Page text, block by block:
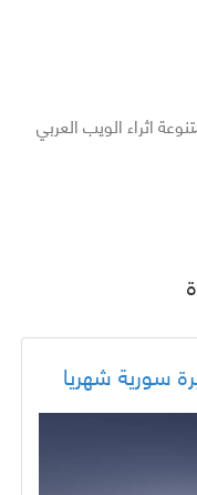
اثراء الويب العربي
سورية شهريا